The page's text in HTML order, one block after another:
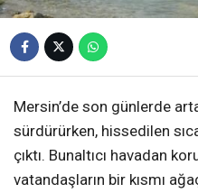
Mersin’de son günlerde
sürdürürken, hissedilen
çıktı. Bunaltıcı havadan
vatandaşların bir kısmı